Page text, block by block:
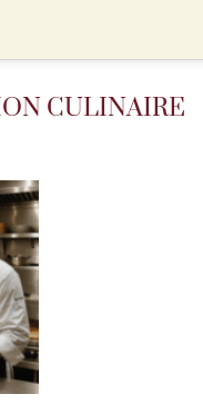
CULINAIRE